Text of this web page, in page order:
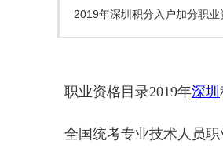
2019年深圳积分入户加分职业
职业资格目录2019年深圳
全国统考专业技术人员